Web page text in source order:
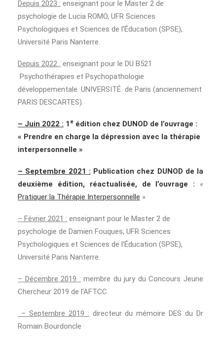
Depuis 2023 : enseignant pour le Master 2 de
psychologie de Lucia ROMO, UFR Sciences
Psychologiques et Sciences de l’Éducation (SPSE),
Université Paris Nanterre.
Depuis 2022 : enseignant pour le DU B521
Psychothérapies et Psychopathologie
développementale. UNIVERSITÉ de Paris (anciennement
PARIS DESCARTES).
– Juin 2022 : 1 e édition chez DUNOD de l’ouvrage :
« Prendre en charge la dépression avec la thérapie
interpersonnelle »
– Septembre 2021 : Publication chez DUNOD de la
deuxième édition, réactualisée, de l’ouvrage : «
Pratiquer la Thérapie Interpersonnelle »
– Février 2021 : enseignant pour le Master 2 de
psychologie de Damien Fouques, UFR Sciences
Psychologiques et Sciences de l’Éducation (SPSE),
Université Paris Nanterre.
– Décembre 2019 : membre du jury du Concours Jeune
Chercheur 2019 de l’AFTCC
– Septembre 2019 : directeur du mémoire DES du Dr
Romain Bourdoncle